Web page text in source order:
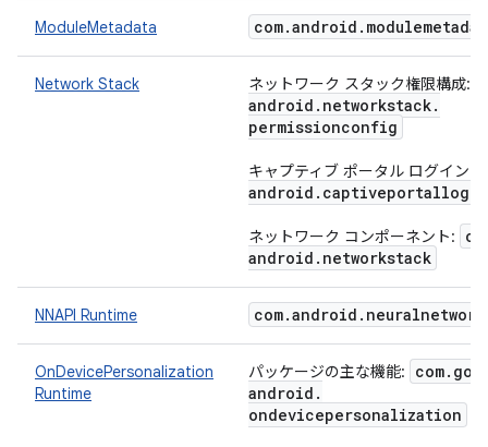
ModuleMetadata com.android .
Network Stack ネットワーク スタック権限構成:
android . networkstack.
permissionconfig
キャプティブ ポータル ログイン:
android . captiveportallogin
ネットワーク コンポーネント:
android . networkstack
NNAPI Runtime com.android .
OnDevicePersonalization
Runtime
パッケージの主な機能: com.
android .
ondevicepersonalization